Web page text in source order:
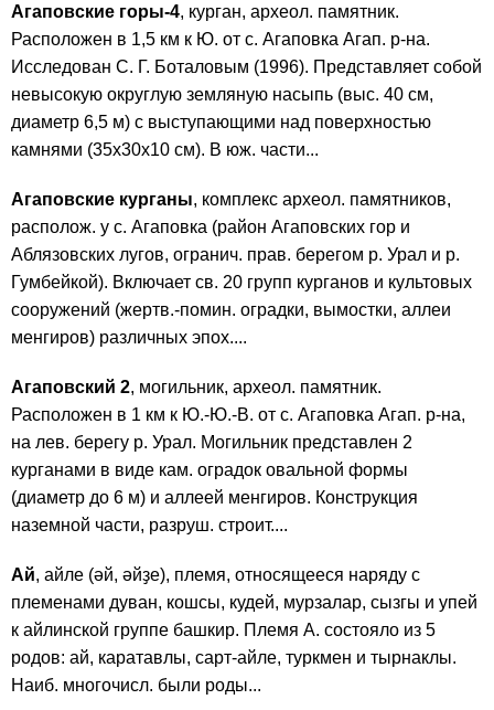
Агаповские горы-4, курган, археол. памятник.
Расположен в 1,5 км к Ю. от с. Агаповка Агап. р-на.
Исследован С. Г. Боталовым (1996). Представляет собой
невысокую округлую земляную насыпь (выс. 40 см,
диаметр 6,5 м) с выступающими над поверхностью
камнями (35x30x10 см). В юж. части...
Агаповские курганы, комплекс археол. памятников,
располож. у с. Агаповка (район Агаповских гор и
Аблязовских лугов, огранич. прав. берегом р. Урал и р.
Гумбейкой). Включает св. 20 групп курганов и культовых
сооружений (жертв.-помин. оградки, вымостки, аллеи
менгиров) различных эпох....
Агаповский 2, могильник, археол. памятник.
Расположен в 1 км к Ю.-Ю.-В. от с. Агаповка Агап. р-на,
на лев. берегу р. Урал. Могильник представлен 2
курганами в виде кам. оградок овальной формы
(диаметр до 6 м) и аллеей менгиров. Конструкция
наземной части, разруш. строит....
Ай, айле (әй, әйҙе), племя, относящееся наряду с
племенами дуван, кошсы, кудей, мурзалар, сызгы и упей
к айлинской группе башкир. Племя А. состояло из 5
родов: ай, каратавлы, сарт-айле, туркмен и тырнаклы.
Наиб. многочисл. были роды...